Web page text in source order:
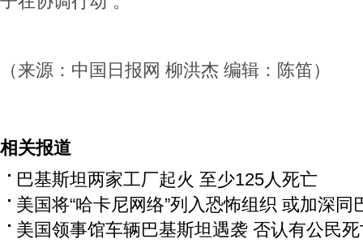
（来源：中国日报网 柳洪杰 编辑：陈笛）
相关报道
巴基斯坦两家工厂起火 至少125人死亡
美国将“哈卡尼网络”列入恐怖组织 或加深同
美国领事馆车辆巴基斯坦遇袭 否认有公民